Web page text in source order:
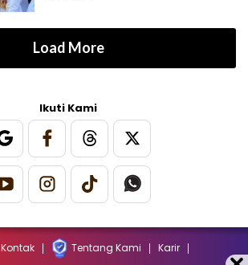
Load More
Ikuti Kami
Kontak Tentang Kami
Karir